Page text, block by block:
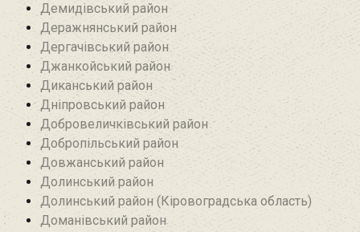
Демидівський район
Деражнянський район
Дергачівський район
Джанкойський район
Диканський район
Дніпровський район
Добровеличківський район
Добропільський район‎
Довжанський район
Долинський район
Долинський район (Кіровоградська область)
Доманівський район‎